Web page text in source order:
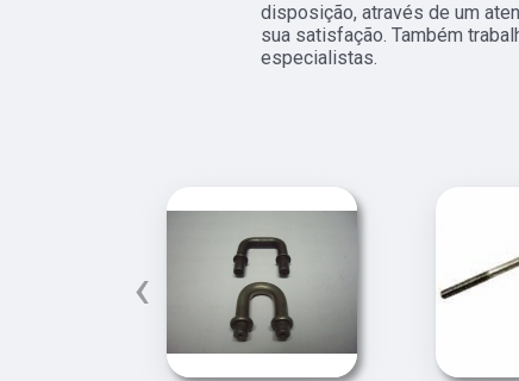
disposição, através de um
sua satisfação. Também
especialistas.
‹